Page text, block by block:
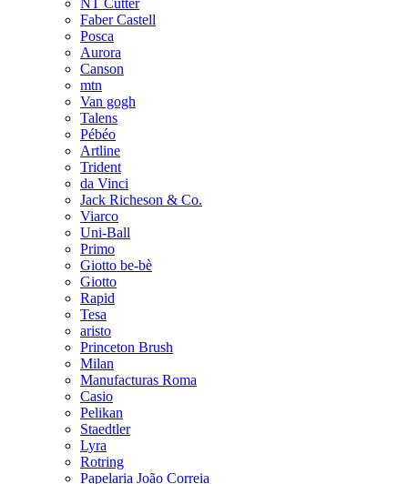
NT Cutter
Faber Castell
Posca
Aurora
Canson
mtn
Van gogh
Talens
Pébéo
Artline
Trident
da Vinci
Jack Richeson & Co.
Viarco
Uni-Ball
Primo
Giotto be-bè
Giotto
Rapid
Tesa
aristo
Princeton Brush
Milan
Manufacturas Roma
Casio
Pelikan
Staedtler
Lyra
Rotring
Papelaria João Correia